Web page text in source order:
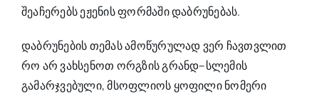
შეაჩერებს ეჟენის ფორმაში დაბრუნებას.
დაბრუნების თემას ამოწურულად ვერ ჩავთვლით
რო არ ვახსენოთ ორგზის გრანდ–სლემის
გამარჯვებული, მსოფლიოს ყოფილი ნომერი